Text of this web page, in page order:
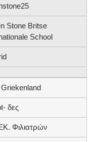
Stone Britse
School
Griekenland
δες
Φιλιατρών